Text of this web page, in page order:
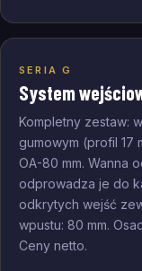
SERIA G
System
Kompletny zestaw:
gumowym (profil 17
OA-80 mm. Wanna
odprowadza je do
odkrytych wejść
wpustu: 80 mm.
Ceny netto.